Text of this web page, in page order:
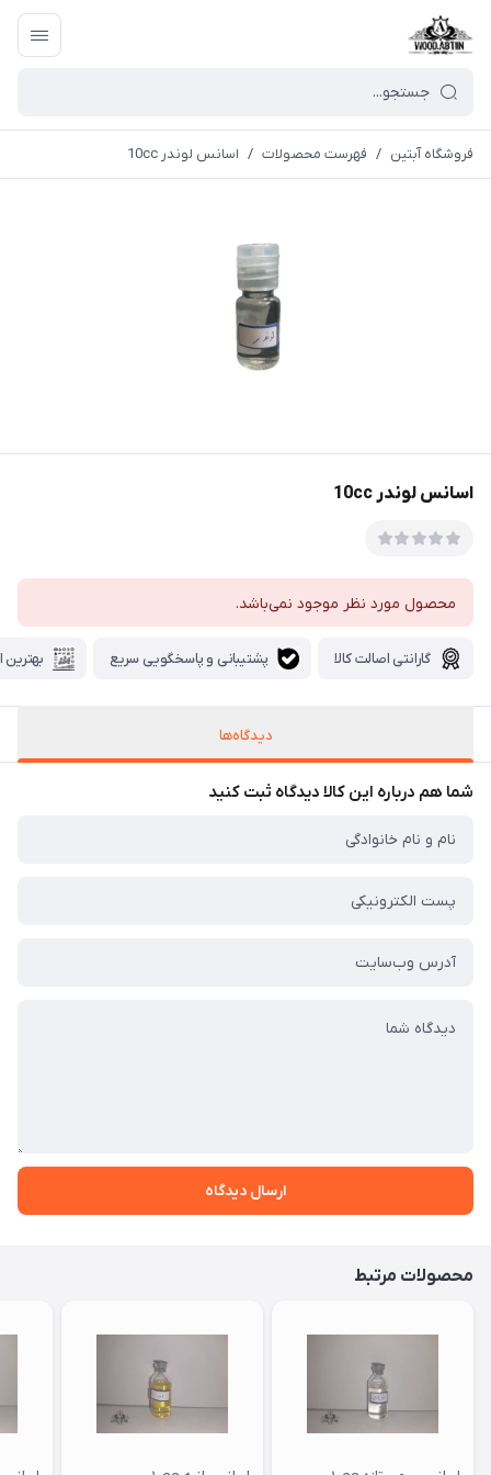
فروشگاه آبتین / فهرست محصولات / اسانس لوندر 10cc
اسانس لوندر 10cc
محصول مورد نظر موجود نمی‌باشد.
گارانتی اصالت کالا پشتیبانی و پاسخگویی سریع بهترین
دیدگاه‌ها
شما هم درباره این کالا دیدگاه ثبت کنید
ارسال دیدگاه
محصولات مرتبط